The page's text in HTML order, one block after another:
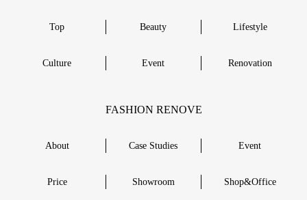
Top Beauty Lifestyle
Culture Event Renovation
FASHION RENOVE
About Case Studies Event
Price Showroom Shop&Office